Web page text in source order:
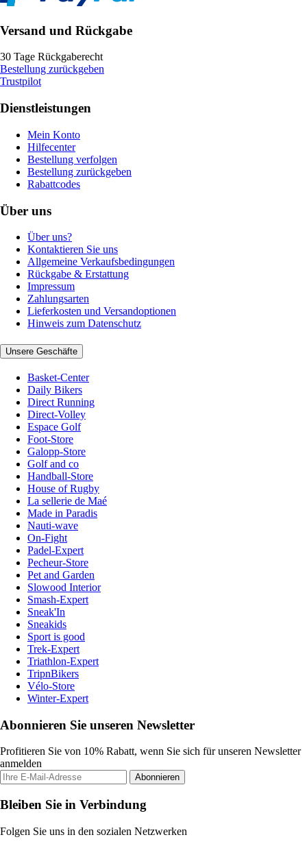
Versand und Rückgabe
30 Tage Rückgaberecht
Bestellung zurückgeben
Trustpilot
Dienstleistungen
Mein Konto
Hilfecenter
Bestellung verfolgen
Bestellung zurückgeben
Rabattcodes
Über uns
Über uns?
Kontaktieren Sie uns
Allgemeine Verkaufsbedingungen
Rückgabe & Erstattung
Impressum
Zahlungsarten
Lieferkosten und Versandoptionen
Hinweis zum Datenschutz
Unsere Geschäfte
Basket-Center
Daily Bikers
Direct Running
Direct-Volley
Espace Golf
Foot-Store
Galopp-Store
Golf and co
Handball-Store
House of Rugby
La sellerie de Maé
Made in Paradis
Nauti-wave
On-Fight
Padel-Expert
Pecheur-Store
Pet and Garden
Slowood Interior
Smash-Expert
Sneak'In
Sneakids
Sport is good
Trek-Expert
Triathlon-Expert
TripnBikers
Vélo-Store
Winter-Expert
Abonnieren Sie unseren Newsletter
Profitieren Sie von 10% Rabatt, wenn Sie sich für unseren Newsletter
anmelden
Abonnieren
Bleiben Sie in Verbindung
Folgen Sie uns in den sozialen Netzwerken